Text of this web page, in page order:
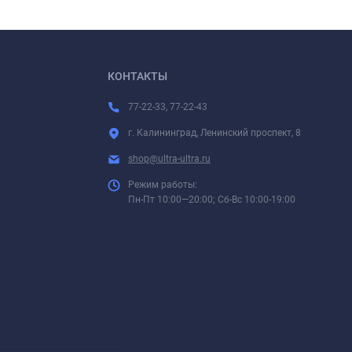
КОНТАКТЫ
77-22-33, 77-22-43
г. Калининград, Ленинский проспект, 8
shop@ultra-ultra.ru
Режим работы:
Пн-Пт 10:00—20:00; Сб-Вс 10:00-19:00